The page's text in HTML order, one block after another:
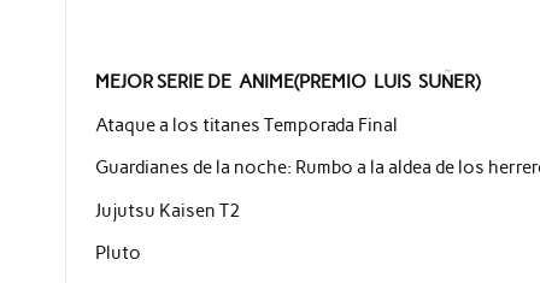
MEJOR SERIE DE ANIME(PREMIO LUIS SUÑER)
Ataque a los titanes Temporada Final
Guardianes de la noche: Rumbo a la aldea de los
Jujutsu Kaisen T2
Pluto